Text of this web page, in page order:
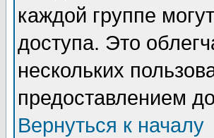
каждой группе
доступа. Это
нескольких
предоставлением
Вернуться к началу